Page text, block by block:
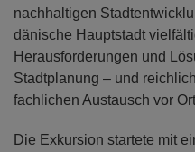
nachhaltigen
dänische Hauptstadt
Herausforderungen und
Stadtplanung – und
fachlichen Austausch vor
Die Exkursion startete mit